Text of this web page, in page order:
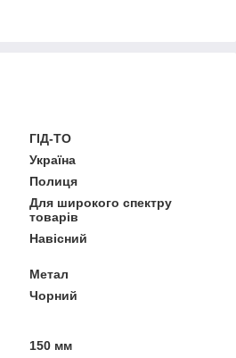
ГІД-ТО
Україна
Полиця
Для широкого спектру
товарів
Навісний
Метал
Чорний
150 мм